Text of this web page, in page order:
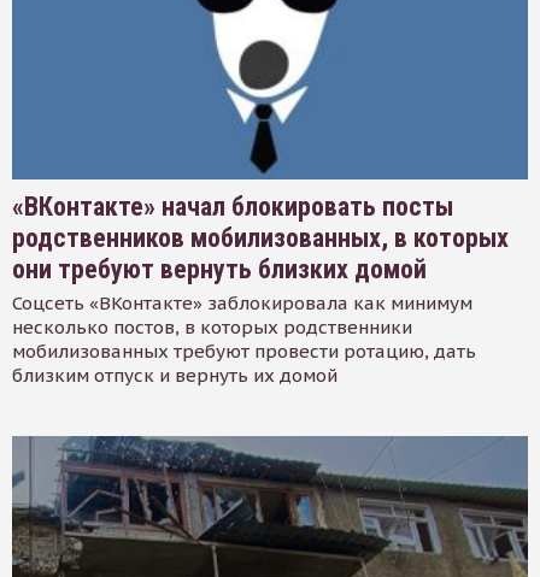
«ВКонтакте» начал блокировать посты
родственников мобилизованных, в которых
они требуют вернуть близких домой
Соцсеть «ВКонтакте» заблокировала как минимум
несколько постов, в которых родственники
мобилизованных требуют провести ротацию, дать
близким отпуск и вернуть их домой